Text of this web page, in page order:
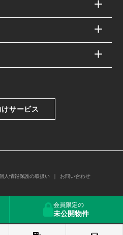
会員限定の
未公開物件
サービス
人情報保護の取扱い お問い合わせ